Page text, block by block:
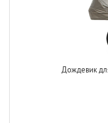
Дождевик